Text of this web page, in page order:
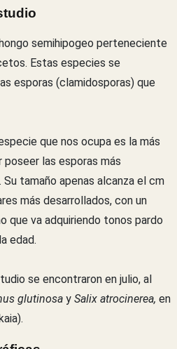
semihipogeo perteneciente
Estas especies se
esporas (clamidosporas) que
que nos ocupa es la más
las esporas más
tamaño apenas alcanza el cm
más desarrollados, con un
que va adquiriendo tonos pardo
edad.
se encontraron en julio, al
glutinosa y Salix atrocinerea, en